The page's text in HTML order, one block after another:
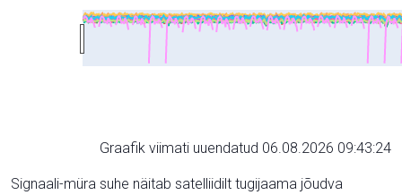
Graafik viimati uuendatud 06.08.2026 09:43:24
Signaali-müra suhe näitab satelliidilt tugijaama jõudva